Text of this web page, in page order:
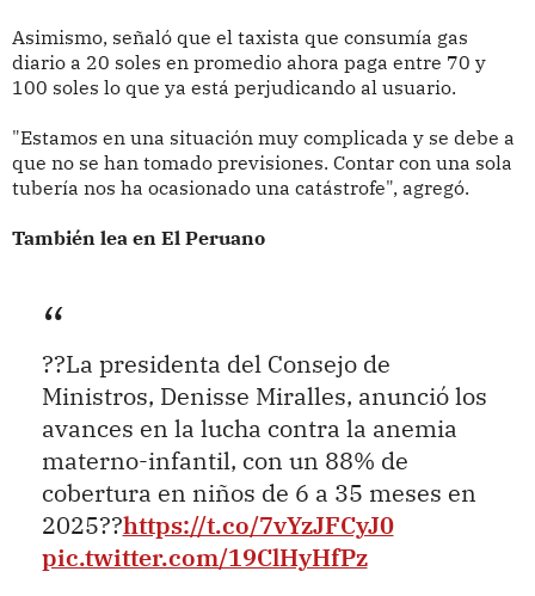
Asimismo, señaló que el taxista que consumía gas
diario a 20 soles en promedio ahora paga entre 70 y
100 soles lo que ya está perjudicando al usuario.
"Estamos en una situación muy complicada y se debe a
que no se han tomado previsiones. Contar con una sola
tubería nos ha ocasionado una catástrofe", agregó.
También lea en El Peruano
??La presidenta del Consejo de
Ministros, Denisse Miralles, anunció los
avances en la lucha contra la anemia
materno-infantil, con un 88% de
cobertura en niños de 6 a 35 meses en
2025??https://t.co/7vYzJFCyJ0
pic.twitter.com/19ClHyHfPz